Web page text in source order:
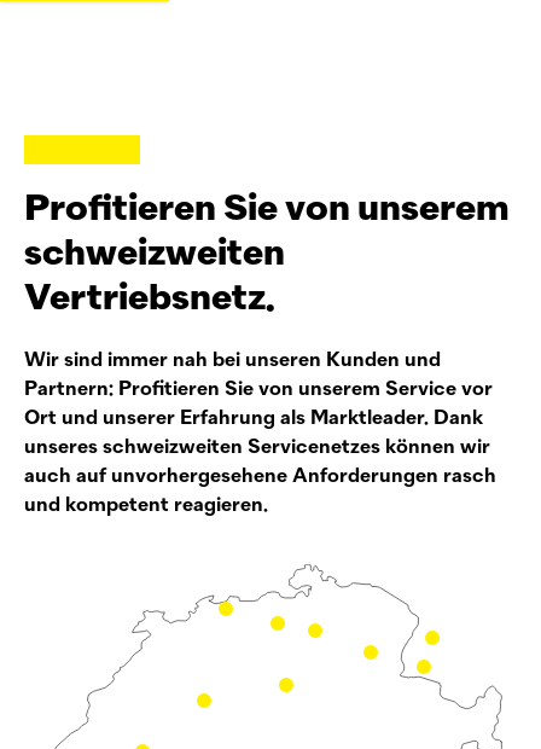
Profitieren Sie von unserem
schweizweiten
Vertriebsnetz.
Wir sind immer nah bei unseren Kunden und
Partnern: Profitieren Sie von unserem Service vor
Ort und unserer Erfahrung als Marktleader. Dank
unseres schweizweiten Servicenetzes können wir
auch auf unvorhergesehene Anforderungen rasch
und kompetent reagieren.